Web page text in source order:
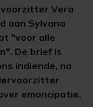
Vera
aan Sylvana
"voor alle
De brief is
indiende, na
emancipatie.